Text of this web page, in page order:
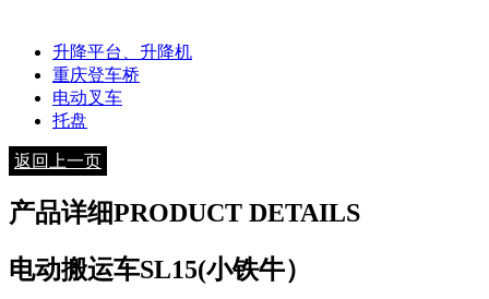
升降平台、升降机
重庆登车桥
电动叉车
托盘
返回上一页
产品详细PRODUCT DETAILS
电动搬运车SL15(小铁牛）